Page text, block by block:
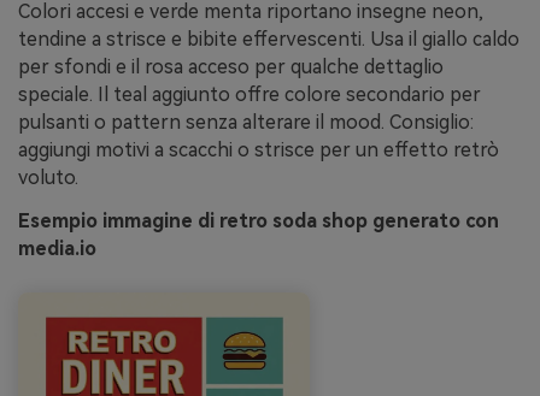
Colori accesi e verde menta riportano insegne neon,
tendine a strisce e bibite effervescenti. Usa il giallo caldo
per sfondi e il rosa acceso per qualche dettaglio
speciale. Il teal aggiunto offre colore secondario per
pulsanti o pattern senza alterare il mood. Consiglio:
aggiungi motivi a scacchi o strisce per un effetto retrò
voluto.
Esempio immagine di retro soda shop generato con
media.io